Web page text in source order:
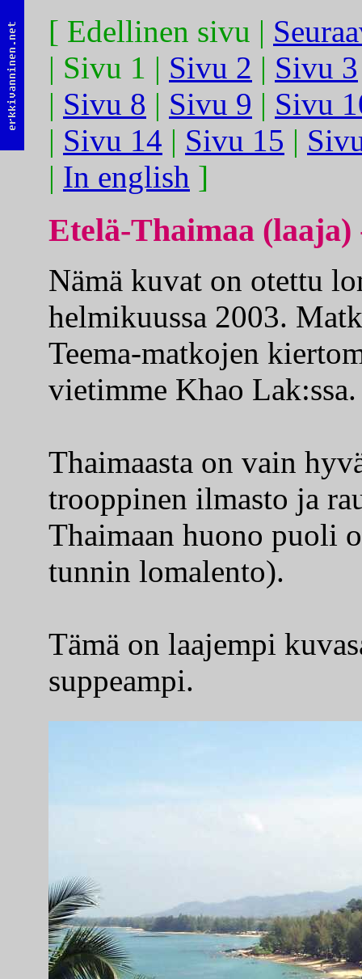
[ Edellinen sivu |
| Sivu 1 | Sivu 2 | Sivu 3
| Sivu 8 | Sivu 9 | Sivu
| Sivu 14 | Sivu 15 |
| In english ]
Etelä-Thaimaa (laaja)
Nämä kuvat on otettu
helmikuussa 2003.
Teema-matkojen
vietimme Khao Lak:ssa.
Thaimaasta on vain
trooppinen ilmasto ja
Thaimaan huono puoli
tunnin lomalento).
Tämä on laajempi
suppeampi.